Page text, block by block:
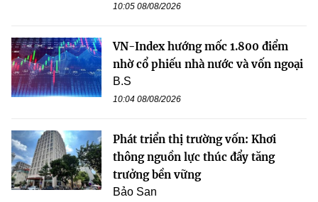
10:05 08/08/2026
VN-Index hướng mốc 1.800 điểm
nhờ cổ phiếu nhà nước và vốn ngoại
B.S
10:04 08/08/2026
Phát triển thị trường vốn: Khơi
thông nguồn lực thúc đẩy tăng
trưởng bền vững
Bảo San